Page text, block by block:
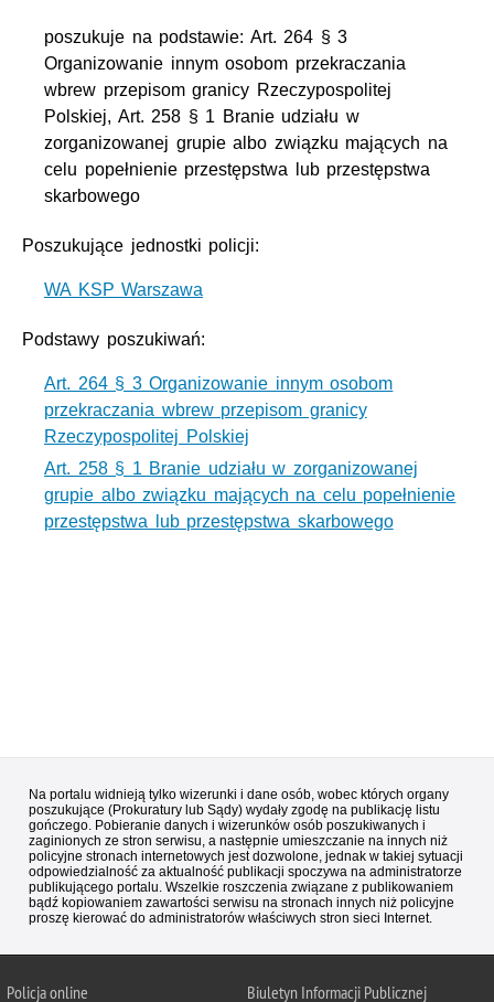
poszukuje na podstawie: Art. 264 § 3
Organizowanie innym osobom przekraczania
wbrew przepisom granicy Rzeczypospolitej
Polskiej, Art. 258 § 1 Branie udziału w
zorganizowanej grupie albo związku mających na
celu popełnienie przestępstwa lub przestępstwa
skarbowego
Poszukujące jednostki policji:
WA KSP Warszawa
Podstawy poszukiwań:
Art. 264 § 3 Organizowanie innym osobom
przekraczania wbrew przepisom granicy
Rzeczypospolitej Polskiej
Art. 258 § 1 Branie udziału w zorganizowanej
grupie albo związku mających na celu popełnienie
przestępstwa lub przestępstwa skarbowego
Na portalu widnieją tylko wizerunki i dane osób, wobec których organy
poszukujące (Prokuratury lub Sądy) wydały zgodę na publikację listu
gończego. Pobieranie danych i wizerunków osób poszukiwanych i
zaginionych ze stron serwisu, a następnie umieszczanie na innych niż
policyjne stronach internetowych jest dozwolone, jednak w takiej sytuacji
odpowiedzialność za aktualność publikacji spoczywa na administratorze
publikującego portalu. Wszelkie roszczenia związane z publikowaniem
bądź kopiowaniem zawartości serwisu na stronach innych niż policyjne
proszę kierować do administratorów właściwych stron sieci Internet.
Policjaonline Biuletyn Informacji Publicznej